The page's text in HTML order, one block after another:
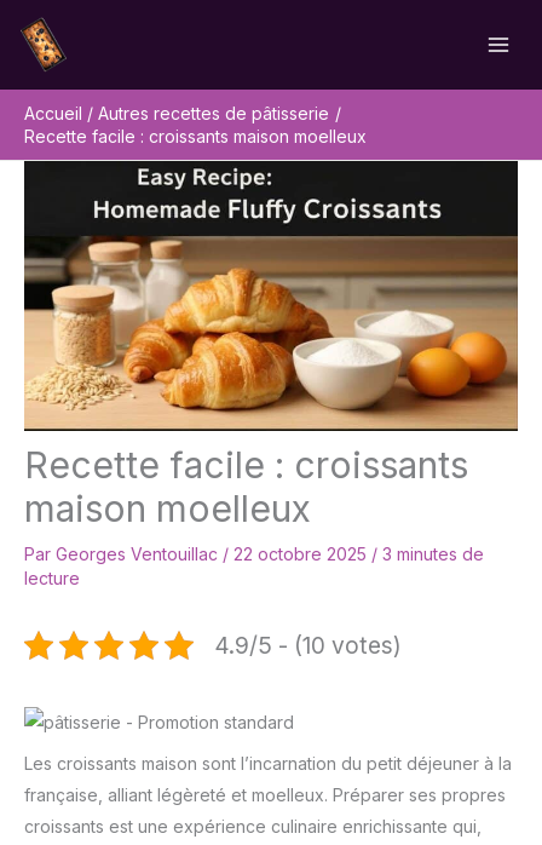
contenu
Accueil
Autres recettes de pâtisserie
Recette facile : croissants maison moelleux
Recette facile : croissants
maison moelleux
Par Georges Ventouillac / 22 octobre 2025 / 3 minutes de
lecture
4.9/5 - (10 votes)
Les croissants maison sont l’incarnation du petit déjeuner à la
française, alliant légèreté et moelleux. Préparer ses propres
croissants est une expérience culinaire enrichissante qui,
Rechercher